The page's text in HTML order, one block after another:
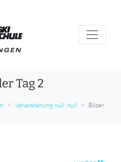
Tag 2
Veranstaltung null: null Bilder